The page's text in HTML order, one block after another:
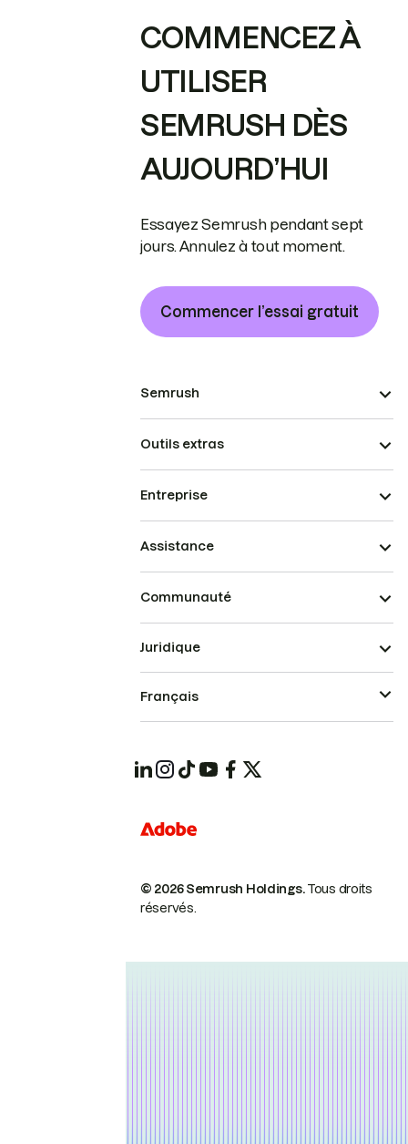
COMMENCEZ À
UTILISER
SEMRUSH DÈS
AUJOURD’HUI
Essayez Semrush pendant sept
jours. Annulez à tout moment.
Commencer l’essai gratuit
Semrush
Outils extras
Entreprise
Assistance
Communauté
© 2026 Semrush Holdings.Tous droits
réservés.
Juridique
Français